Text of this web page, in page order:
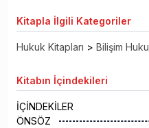
Kitapla İlgili Kategoriler
Hukuk Kitapları > Bilişim
Kitabın İçindekileri
İÇİNDEKİLER
ÖNSÖZ